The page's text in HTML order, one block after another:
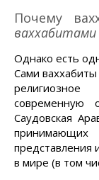
Почему
ваххабитами
Однако есть
Сами
современную
Саудовская
принимающих
представления
в мире (в том